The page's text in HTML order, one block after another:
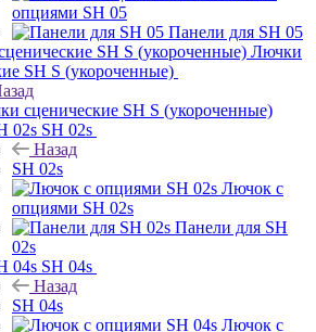
опциями SH 05
Панели для SH 05
Лючки
SH S (укороченные)
сценические SH S (укороченные)
SH 02s
Назад
SH 02s
Лючок с
опциями SH 02s
Панели для SH
02s
SH 04s
Назад
SH 04s
Лючок с